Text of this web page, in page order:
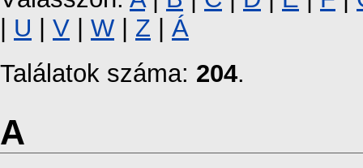
U V W Z
Á
Találatok száma: 204.
A